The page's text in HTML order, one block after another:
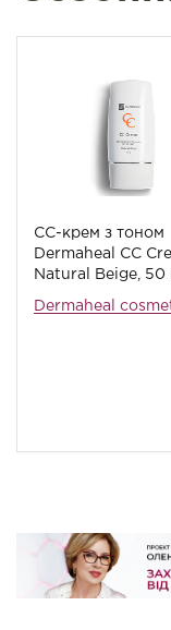
СС-крем з тоном
Dermaheal СС
Natural Beige, 50
Dermaheal